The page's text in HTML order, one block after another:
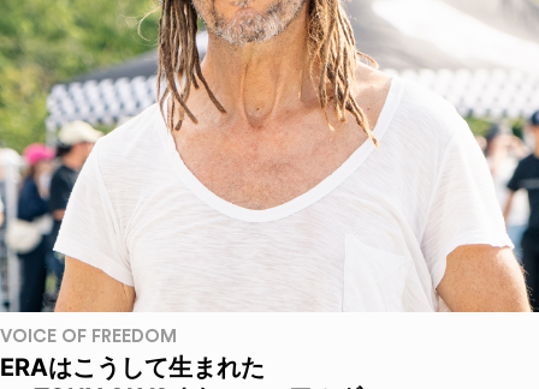
VOICE OF FREEDOM
ERAはこうして生まれた